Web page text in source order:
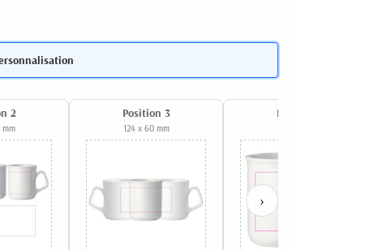
2
mm
Position 3
124 x 60 mm
Position 4
›